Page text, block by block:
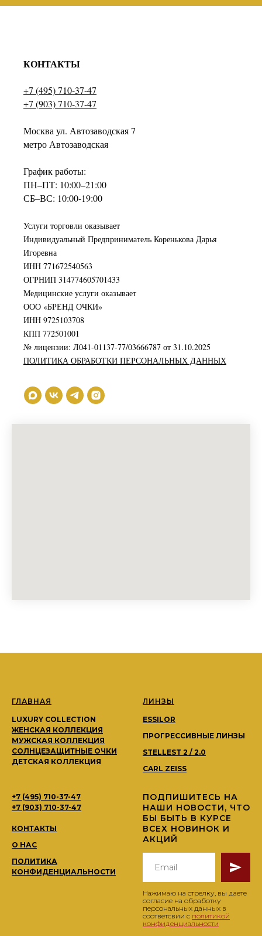
КОНТАКТЫ
+7 (495) 710-37-47
+7 (903) 710-37-47
Москва ул. Автозаводская 7
метро Автозаводская
График работы:
ПН–ПТ: 10:00–21:00
СБ–ВС: 10:00-19:00
Услуги торговли оказывает
Индивидуальный Предприниматель Коренькова Дарья
Игоревна
ИНН 771672540563
ОГРНИП 314774605701433
Медицинские услуги оказывает
ООО «БРЕНД ОЧКИ»
ИНН 9725103708
КПП 772501001
№ лицензии: Л041-01137-77/03666787 от 31.10.2025
ПОЛИТИКА ОБРАБОТКИ ПЕРСОНАЛЬНЫХ ДАННЫХ
ГЛАВНАЯ
LUXURY COLLECTION
ЖЕНСКАЯ КОЛЛЕКЦИЯ
МУЖСКАЯ КОЛЛЕКЦИЯ
СОЛНЦЕЗАЩИТНЫЕ ОЧКИ
ДЕТСКАЯ КОЛЛЕКЦИЯ
ЛИНЗЫ
ESSILOR
ПРОГРЕССИВНЫЕ ЛИНЗЫ
STELLEST 2 / 2.0
CARL ZEISS
+7 (495) 710-37-47
+7 (903) 710-37-47
КОНТАКТЫ
О НАС
ПОЛИТИКА
КОНФИДЕНЦИАЛЬНОСТИ
ПОДПИШИТЕСЬ НА
НАШИ НОВОСТИ, ЧТО
БЫ БЫТЬ В КУРСЕ
ВСЕХ НОВИНОК И
АКЦИЙ
Нажимаю на стрелку, вы даете
согласие на обработку
персональных данных в
соответсвии с политикой
конфиденциальности